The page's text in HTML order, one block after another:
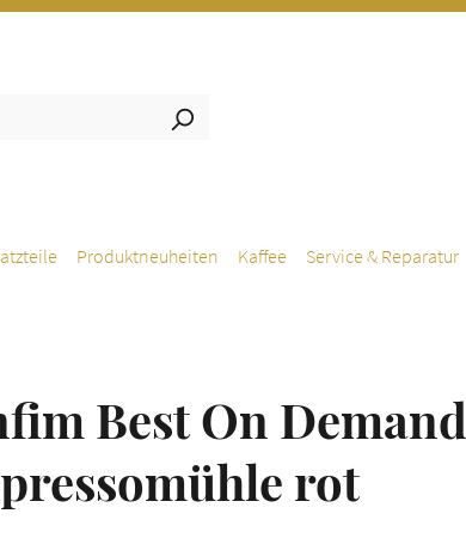
Produktneuheiten Kaffee Service & Reparatur
Best On Demand
rot